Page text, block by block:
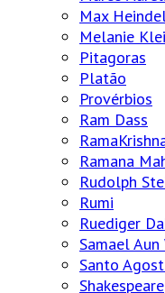
Max
Melanie
Pitagoras
Platão
Provérbios
Ram Dass
Ramana
Rudolph
Rumi
Ruediger
Samael Aun
Santo
Shakespeare